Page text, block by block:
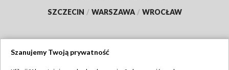
SZCZECIN / WARSZAWA / WROCŁAW
Szanujemy Twoją prywatność